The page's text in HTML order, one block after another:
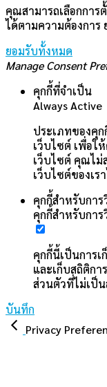
คุณสามารถเลือกการ
ได้ตามความต้องการ
ยอมรับทั้งหมด
Manage Consent
คุกกี้ที่จำเป็น
Always Active
ประเภทของคุ
เว็บไซต์ เพื่อใ
เว็บไซต์ คุณไม่
เว็บไซต์ของเร
คุกกี้สำหรับการ
คุกกี้สำหรับการ
คุกกี้นี้เป็นการ
และเก็บสถิติก
ส่วนตัวที่ไม่เป็
บันทึก
Privacy